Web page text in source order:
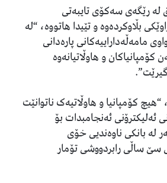
لە رێگەی سەکۆی تایبەتی
بڵاوکردەوە و تێیدا هاتووە، “لە
مامەڵەداراییەکانی پارەدانی
کۆمپانیاکان و هاوڵاتیانەوە
کۆمپانیا و هاوڵاتیەک ناتوانێت
ئەلیکترۆنی ئەنجامبدات بۆ
لە بانکی ناوەندیی خۆی
سێ ساڵی رابردووشی تۆمار